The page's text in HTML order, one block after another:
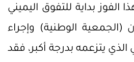
بداية للتفوق اليميني
(الجمعية الوطنية) وإجراء
يتزعمه بدرجة أكبر، فقد